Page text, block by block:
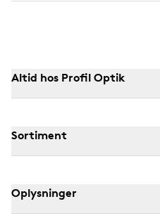
Altid hos Profil Optik
Sortiment
Oplysninger